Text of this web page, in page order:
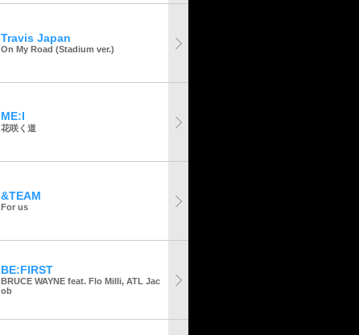
Travis Japan
On My Road (Stadium ver.)
ME:I
花咲く道
&TEAM
For us
BE:FIRST
BRUCE WAYNE feat. Flo Milli, ATL Jac
ob